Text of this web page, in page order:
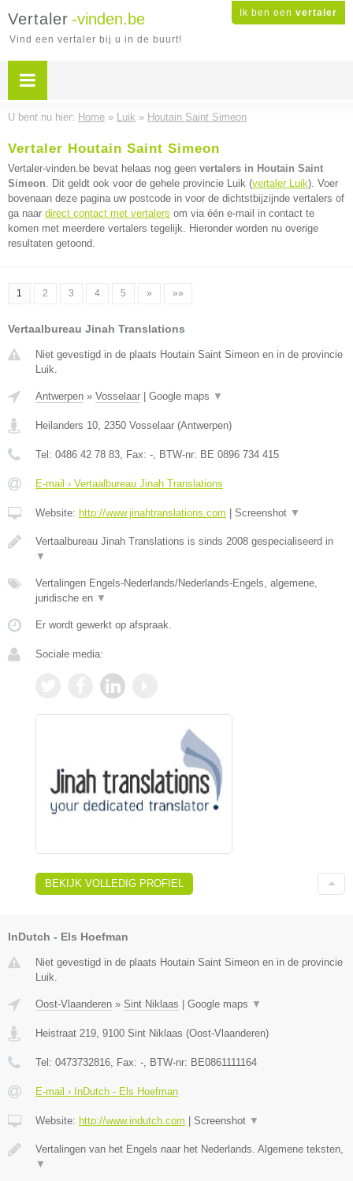
Ik ben een vertaler
Vertaler -vinden.be
Vind een vertaler bij u in de buurt!
U bent nu hier: Home » Luik » Houtain Saint Simeon
Vertaler Houtain Saint Simeon
Vertaler-vinden.be bevat helaas nog geen vertalers in Houtain Saint
Simeon. Dit geldt ook voor de gehele provincie Luik (vertaler Luik). Voer
bovenaan deze pagina uw postcode in voor de dichtstbijzijnde vertalers of
ga naar direct contact met vertalers om via één e-mail in contact te
komen met meerdere vertalers tegelijk. Hieronder worden nu overige
resultaten getoond.
1 2 3 4 5 » »»
Vertaalbureau Jinah Translations
Niet gevestigd in de plaats Houtain Saint Simeon en in de provincie
Luik.
Antwerpen » Vosselaar Google maps ▼
Heilanders 10, 2350 Vosselaar (Antwerpen)
Tel: 0486 42 78 83, Fax: -, BTW-nr: BE 0896 734 415
E-mail › Vertaalbureau Jinah Translations
Website: http://www.jinahtranslations.com Screenshot ▼
Vertaalbureau Jinah Translations is sinds 2008 gespecialiseerd in
▼
Vertalingen Engels-Nederlands/Nederlands-Engels, algemene,
juridische en ▼
Er wordt gewerkt op afspraak.
Sociale media:
BEKIJK VOLLEDIG PROFIEL
InDutch - Els Hoefman
Niet gevestigd in de plaats Houtain Saint Simeon en in de provincie
Luik.
Oost-Vlaanderen » Sint Niklaas | Google maps ▼
Heistraat 219 9100 Sint Niklaas (Oost-Vlaanderen)
Tel: 0473732816 , Fax: - , BTW-nr: BE0861111164
E-mail › InDutch - Els Hoefman
Website: http://www.indutch.com | Screenshot ▼
Vertalingen van het Engels naar het Nederlands. Algemene teksten,
▼